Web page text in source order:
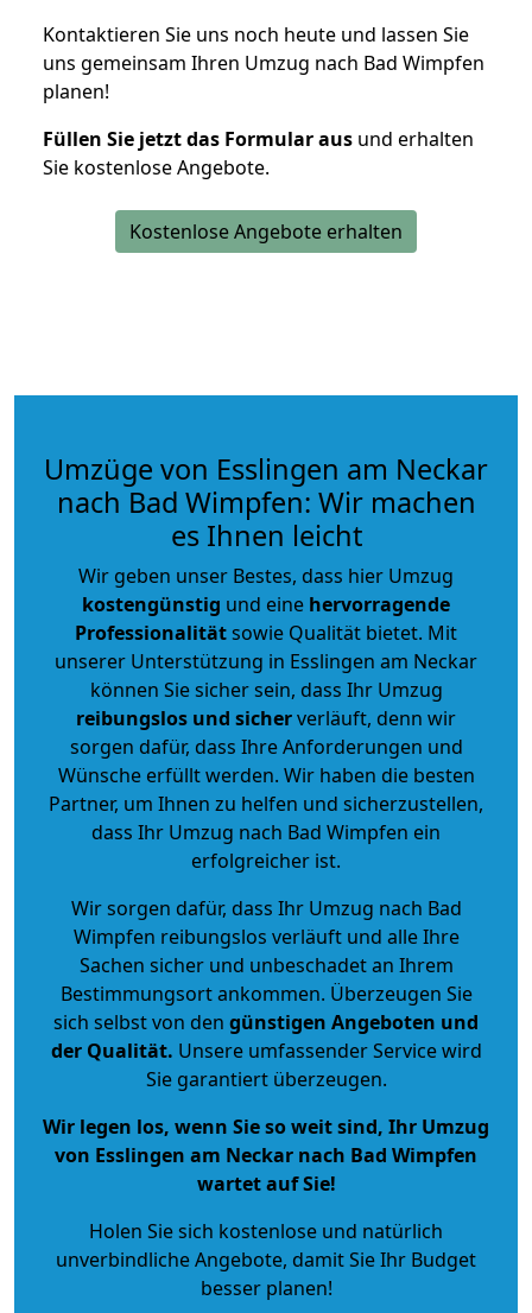
Kontaktieren Sie uns noch heute und lassen Sie
uns gemeinsam Ihren Umzug nach Bad Wimpfen
planen!
Füllen Sie jetzt das Formular aus und erhalten
Sie kostenlose Angebote.
Kostenlose Angebote erhalten
Umzüge von Esslingen am Neckar
nach Bad Wimpfen: Wir machen
es Ihnen leicht
Wir geben unser Bestes, dass hier Umzug
kostengünstig und eine hervorragende
Professionalitätsowie Qualität bietet. Mit
unserer Unterstützung in Esslingen am Neckar
können Sie sicher sein, dass Ihr Umzug
reibungslos und sicherverläuft, denn wir
sorgen dafür, dass Ihre Anforderungen und
Wünsche erfüllt werden. Wir haben die besten
Partner, um Ihnen zu helfen und sicherzustellen,
dass Ihr Umzug nach Bad Wimpfen ein
erfolgreicher ist.
Wir sorgen dafür, dass Ihr Umzug nach Bad
Wimpfen reibungslos verläuft und alle Ihre
Sachen sicher und unbeschadet an Ihrem
Bestimmungsort ankommen. Überzeugen Sie
sich selbst von den günstigen Angeboten und
der Qualität. Unsere umfassender Service wird
Sie garantiert überzeugen.
Wir legen los, wenn Sie so weit sind, Ihr Umzug
von Esslingen am Neckar nach Bad Wimpfen
wartet auf Sie!
Holen Sie sich kostenlose und natürlich
unverbindliche Angebote, damit Sie Ihr Budget
besser planen!